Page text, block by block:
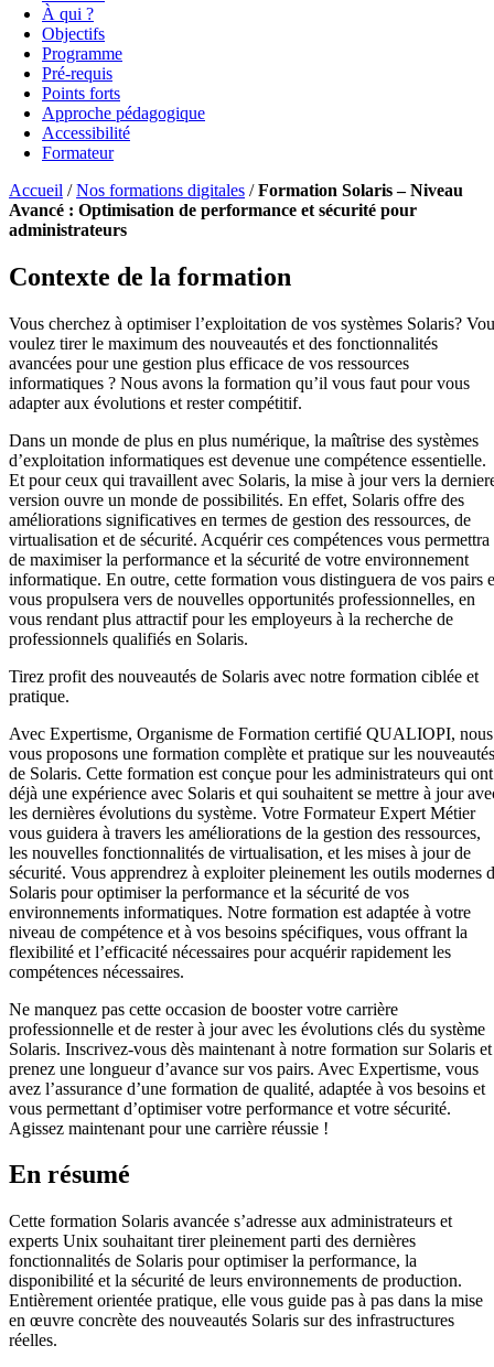
À qui ?
Objectifs
Programme
Pré-requis
Points forts
Approche pédagogique
Accessibilité
Formateur
Accueil /Nos formations digitales /Formation Solaris – Niveau
Avancé : Optimisation de performance et sécurité pour
administrateurs
Contexte de la formation
Vous cherchez à optimiser l’exploitation de vos systèmes Solaris?
voulez tirer le maximum des nouveautés et des fonctionnalités
avancées pour une gestion plus efficace de vos ressources
informatiques ? Nous avons la formation qu’il vous faut pour vous
adapter aux évolutions et rester compétitif.
Dans un monde de plus en plus numérique, la maîtrise des systèmes
d’exploitation informatiques est devenue une compétence essentielle.
Et pour ceux qui travaillent avec Solaris, la mise à jour vers la
version ouvre un monde de possibilités. En effet, Solaris offre des
améliorations significatives en termes de gestion des ressources, de
virtualisation et de sécurité. Acquérir ces compétences vous permettra
de maximiser la performance et la sécurité de votre environnement
informatique. En outre, cette formation vous distinguera de vos pairs
vous propulsera vers de nouvelles opportunités professionnelles, en
vous rendant plus attractif pour les employeurs à la recherche de
professionnels qualifiés en Solaris.
Tirez profit des nouveautés de Solaris avec notre formation ciblée et
pratique.
Avec Expertisme, Organisme de Formation certifié QUALIOPI, nous
vous proposons une formation complète et pratique sur les nouveautés
de Solaris. Cette formation est conçue pour les administrateurs qui ont
déjà une expérience avec Solaris et qui souhaitent se mettre à jour
les dernières évolutions du système. Votre Formateur Expert Métier
vous guidera à travers les améliorations de la gestion des ressources,
les nouvelles fonctionnalités de virtualisation, et les mises à jour de
sécurité. Vous apprendrez à exploiter pleinement les outils modernes
Solaris pour optimiser la performance et la sécurité de vos
environnements informatiques. Notre formation est adaptée à votre
niveau de compétence et à vos besoins spécifiques, vous offrant la
flexibilité et l’efficacité nécessaires pour acquérir rapidement les
compétences nécessaires.
Ne manquez pas cette occasion de booster votre carrière
professionnelle et de rester à jour avec les évolutions clés du système
Solaris. Inscrivez-vous dès maintenant à notre formation sur Solaris et
prenez une longueur d’avance sur vos pairs. Avec Expertisme, vous
avez l’assurance d’une formation de qualité, adaptée à vos besoins et
vous permettant d’optimiser votre performance et votre sécurité.
Agissez maintenant pour une carrière réussie !
En résumé
Cette formation Solaris avancée s’adresse aux administrateurs et
experts Unix souhaitant tirer pleinement parti des dernières
fonctionnalités de Solaris pour optimiser la performance, la
disponibilité et la sécurité de leurs environnements de production.
Entièrement orientée pratique, elle vous guide pas à pas dans la mise
en œuvre concrète des nouveautés Solaris sur des infrastructures
réelles.